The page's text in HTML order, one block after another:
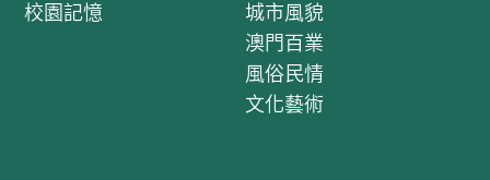
校園記憶
城市風貌
澳門百業
風俗民情
文化藝術